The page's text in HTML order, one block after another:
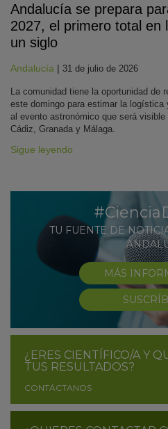
Andalucía se prepara
2027, el primero total en
un siglo
Andalucía | 31 de julio de 2026
La comunidad tiene la oportunidad de
este domingo para estimar la logística
al evento astronómico que será visible
Cádiz, Granada y Málaga.
Sigue leyendo
TU FUENTE DE
MÁS
¿ERES CIENTÍFICO/A Y
TUS RESULTADOS?
CONTÁCTANOS